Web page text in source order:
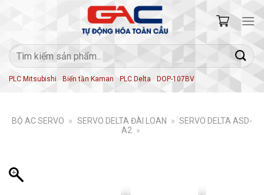
Tìm
kiếm:
PLC Mitsubishi Biến tần Kaman PLC Delta DOP-107BV
BỘ AC SERVO » SERVO DELTA ĐÀI LOAN » SERVO DELTA ASD-
A2 »